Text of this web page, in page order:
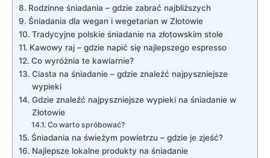
Rodzinne śniadania – gdzie zabrać najbliższych
Śniadania dla wegan i wegetarian w Złotowie
Tradycyjne polskie śniadanie na złotowskim stole
Kawowy raj – gdzie napić się najlepszego espresso
Co wyróżnia te kawiarnie?
Ciasta na śniadanie – gdzie znaleźć najpyszniejsze
wypieki
Gdzie znaleźć najpyszniejsze wypieki na śniadanie w
Złotowie
Co warto spróbować?
Śniadania na świeżym powietrzu – gdzie je zjeść?
Najlepsze lokalne produkty na śniadanie